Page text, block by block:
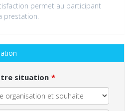
permet au participant
prestation.
situation